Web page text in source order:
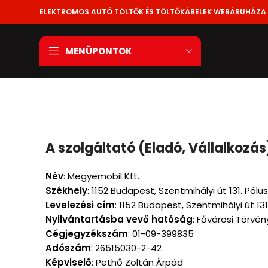
ELEKTROMOS AUTÓ TÖLTŐK ÉS TÖLTŐKÁBELEK WEBÁRUHÁZA
MENÜPONTOK
A szolgáltató (Eladó,
Név: Megyemobil Kft.
Székhely: 1152 Budapest, Szentmihályi út 131.
Levelezési cím: 1152 Budapest, Szentmihályi út
Nyilvántartásba vevő hatóság: Fővárosi
Cégjegyzékszám: 01-09-399835
Adószám: 26515030-2-42
Képviselő: Pethő Zoltán Árpád